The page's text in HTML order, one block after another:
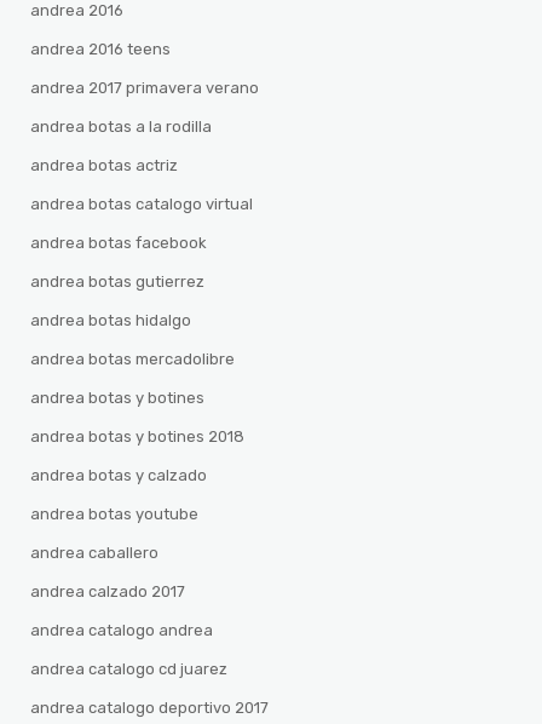
andrea 2016
andrea 2016 teens
andrea 2017 primavera verano
andrea botas a la rodilla
andrea botas actriz
andrea botas catalogo virtual
andrea botas facebook
andrea botas gutierrez
andrea botas hidalgo
andrea botas mercadolibre
andrea botas y botines
andrea botas y botines 2018
andrea botas y calzado
andrea botas youtube
andrea caballero
andrea calzado 2017
andrea catalogo andrea
andrea catalogo cd juarez
andrea catalogo deportivo 2017